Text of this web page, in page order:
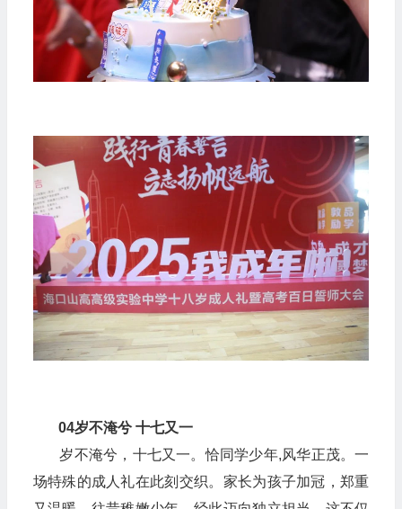
04岁不淹兮 十七又一
岁不淹兮，十七又一。恰同学少年,风华正茂。一
场特殊的成人礼在此刻交织。家长为孩子加冠，郑重